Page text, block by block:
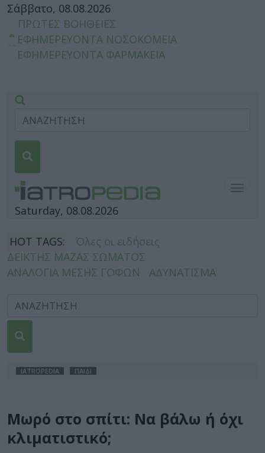
Σάββατο, 08.08.2026
ΠΡΩΤΕΣ ΒΟΗΘΕΙΕΣ
ΕΦΗΜΕΡΕΥΟΝΤΑ ΝΟΣΟΚΟΜΕΙΑ
ΕΦΗΜΕΡΕΥΟΝΤΑ ΦΑΡΜΑΚΕΙΑ
Saturday, 08.08.2026
HOT TAGS:
Όλες οι ειδήσεις
ΔΕΙΚΤΗΣ ΜΑΖΑΣ ΣΩΜΑΤΟΣ
ΑΝΑΛΟΓΙΑ ΜΕΣΗΣ ΓΟΦΩΝ
ΑΔΥΝΑΤΙΣΜΑ
IATROPEDIA ΠΑΙΔΙ
Μωρό στο σπίτι: Να βάλω ή όχι
κλιματιστικό;